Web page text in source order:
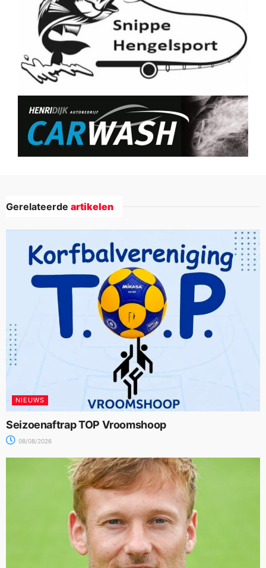
Gerelateerde artikelen
NIEUWS
Seizoenaftrap TOP Vroomshoop
08/08/2026